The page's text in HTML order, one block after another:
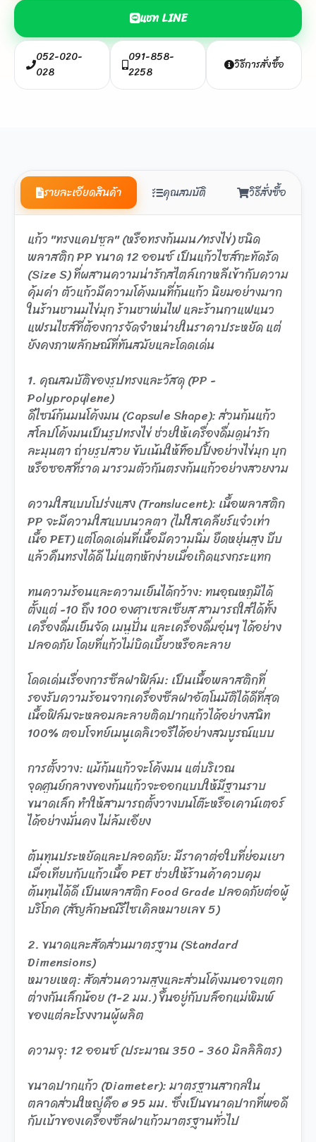
แชท LINE
052-020-
028
091-858-
2258
วิธีการสั่งซื้อ
รายละเอียดสินค้า คุณสมบัติ วิธีสั่งซื้อ
แก้ว "ทรงแคปซูล" (หรือทรงก้นมน/ทรงไข่) ชนิด
พลาสติก PP ขนาด 12 ออนซ์ เป็นแก้วไซส์กะทัดรัด
(Size S) ที่ผสานความน่ารักสไตล์เกาหลีเข้ากับความ
คุ้มค่า ตัวแก้วมีความโค้งมนที่ก้นแก้ว นิยมอย่างมาก
ในร้านชานมไข่มุก ร้านชาพ่นไฟ และร้านกาแฟแนว
แฟรนไชส์ที่ต้องการจัดจำหน่ายในราคาประหยัด แต่
ยังคงภาพลักษณ์ที่ทันสมัยและโดดเด่น
1. คุณสมบัติของรูปทรงและวัสดุ (PP -
Polypropylene)
ดีไซน์ก้นมนโค้งมน (Capsule Shape): ส่วนก้นแก้ว
สโลปโค้งมนเป็นรูปทรงไข่ ช่วยให้เครื่องดื่มดูน่ารัก
ละมุนตา ถ่ายรูปสวย ขับเน้นให้ท็อปปิ้งอย่างไข่มุก บุก
หรือซอสที่ราด มารวมตัวกันตรงก้นแก้วอย่างสวยงาม
ความใสแบบโปร่งแสง (Translucent): เนื้อพลาสติก
PP จะมีความใสแบบนวลตา (ไม่ใสเคลียร์แจ๋วเท่า
เนื้อ PET) แต่โดดเด่นที่เนื้อมีความนิ่ม ยืดหยุ่นสูง บีบ
แล้วคืนทรงได้ดี ไม่แตกหักง่ายเมื่อเกิดแรงกระแทก
ทนความร้อนและความเย็นได้กว้าง: ทนอุณหภูมิได้
ตั้งแต่ -10 ถึง 100 องศาเซลเซียส สามารถใส่ได้ทั้ง
เครื่องดื่มเย็นจัด เมนูปั่น และเครื่องดื่มอุ่นๆ ได้อย่าง
ปลอดภัย โดยที่แก้วไม่บิดเบี้ยวหรือละลาย
โดดเด่นเรื่องการซีลฝาฟิล์ม: เป็นเนื้อพลาสติกที่
รองรับความร้อนจากเครื่องซีลฝาอัตโนมัติได้ดีที่สุด
เนื้อฟิล์มจะหลอมละลายติดปากแก้วได้อย่างสนิท
100% ตอบโจทย์เมนูเดลิเวอรีได้อย่างสมบูรณ์แบบ
การตั้งวาง: แม้ก้นแก้วจะโค้งมน แต่บริเวณ
จุดศูนย์กลางของก้นแก้วจะออกแบบให้มีฐานราบ
ขนาดเล็ก ทำให้สามารถตั้งวางบนโต๊ะหรือเคาน์เตอร์
ได้อย่างมั่นคง ไม่ล้มเอียง
ต้นทุนประหยัดและปลอดภัย: มีราคาต่อใบที่ย่อมเยา
เมื่อเทียบกับแก้วเนื้อ PET ช่วยให้ร้านค้าควบคุม
ต้นทุนได้ดี เป็นพลาสติก Food Grade ปลอดภัยต่อผู้
บริโภค (สัญลักษณ์รีไซเคิลหมายเลข 5)
2. ขนาดและสัดส่วนมาตรฐาน (Standard
Dimensions)
หมายเหตุ: สัดส่วนความสูงและส่วนโค้งมนอาจแตก
ต่างกันเล็กน้อย (1-2 มม.) ขึ้นอยู่กับบล็อกแม่พิมพ์
ของแต่ละโรงงานผู้ผลิต
ความจุ: 12 ออนซ์ (ประมาณ 350 - 360 มิลลิลิตร)
ขนาดปากแก้ว (Diameter): มาตรฐานสากลใน
ตลาดส่วนใหญ่คือ ø 95 มม. ซึ่งเป็นขนาดปากที่พอดี
กับเบ้าของเครื่องซีลฝาแก้วมาตรฐานทั่วไป